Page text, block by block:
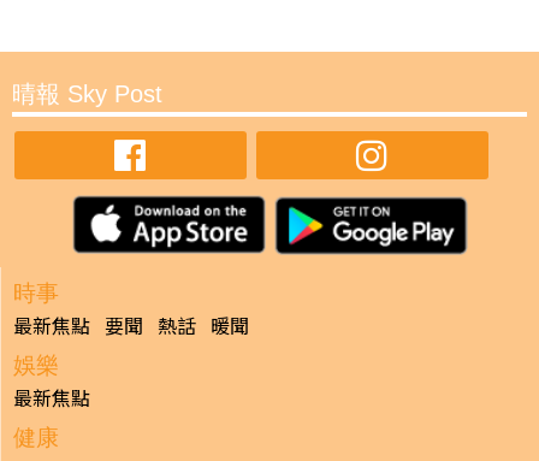
晴報 Sky Post
時事
最新焦點 要聞 熱話 暖聞
娛樂
最新焦點
健康